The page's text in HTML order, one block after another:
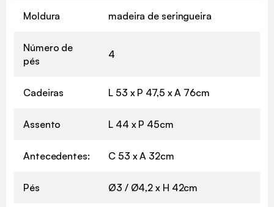
Moldura madeira de seringueira
Número de
pés
4
Cadeiras L 53 x P 47,5 x A 76cm
Assento L 44 x P 45cm
Antecedentes: C 53 x A 32cm
Pés Ø3 / Ø4,2 x H 42cm